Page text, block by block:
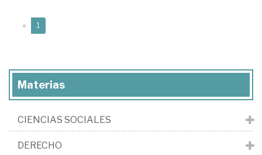
« 1
Materias
CIENCIAS SOCIALES
DERECHO